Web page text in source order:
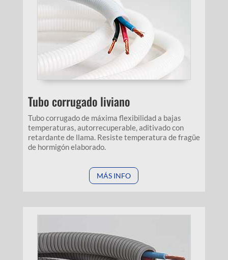
Tubo corrugado liviano
Tubo corrugado de máxima flexibilidad a bajas
temperaturas, autorrecuperable, aditivado con
retardante de llama. Resiste temperatura de fragüe
de hormigón elaborado.
MÁS INFO